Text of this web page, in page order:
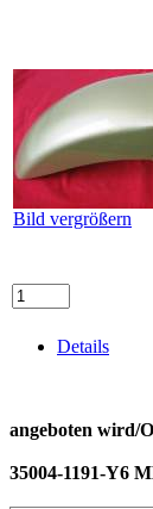
Bild vergrößern
Details
angeboten wird/
35004-1191-Y6